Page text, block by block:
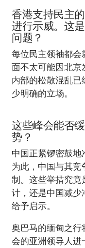
香港支持民主
进行示威。这
问题？
每位民主领袖都会
面不太可能因北
内部的松散混乱
少明确的立场。
这些峰会能否
势？
中国正紧锣密鼓地
为此，中国与其
制。这些举措究竟
计，还是中国减
给予启示。
奥巴马的缅甸之行
会的亚洲领导人进